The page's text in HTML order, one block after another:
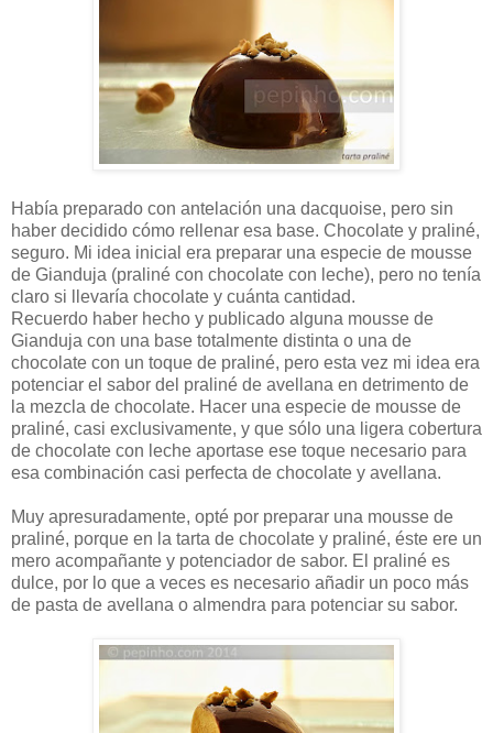
Había preparado con antelación una dacquoise, pero sin
haber decidido cómo rellenar esa base. Chocolate y praliné,
seguro. Mi idea inicial era preparar una especie de mousse
de Gianduja (praliné con chocolate con leche), pero no tenía
claro si llevaría chocolate y cuánta cantidad.
Recuerdo haber hecho y publicado alguna mousse de
Gianduja con una base totalmente distinta o una de
chocolate con un toque de praliné, pero esta vez mi idea era
potenciar el sabor del praliné de avellana en detrimento de
la mezcla de chocolate. Hacer una especie de mousse de
praliné, casi exclusivamente, y que sólo una ligera cobertura
de chocolate con leche aportase ese toque necesario para
esa combinación casi perfecta de chocolate y avellana.
Muy apresuradamente, opté por preparar una mousse de
praliné, porque en la tarta de chocolate y praliné, éste ere un
mero acompañante y potenciador de sabor. El praliné es
dulce, por lo que a veces es necesario añadir un poco más
de pasta de avellana o almendra para potenciar su sabor.